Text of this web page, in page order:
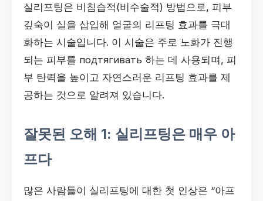
실리프팅은 비침습적(비수술적) 방법으로, 피부
깊숙이 실을 삽입해 얼굴의 리프팅 효과를 극대
화하는 시술입니다. 이 시술은 주로 노화가 진행
되는 피부를 подтягивать 하는 데 사용되며, 피
부 탄력을 높이고 자연스러운 리프팅 효과를 제
공하는 것으로 알려져 있습니다.
잘못된 오해 1: 실리프팅은 매우 아
프다
많은 사람들이 실리프팅에 대한 첫 인상은 “아프